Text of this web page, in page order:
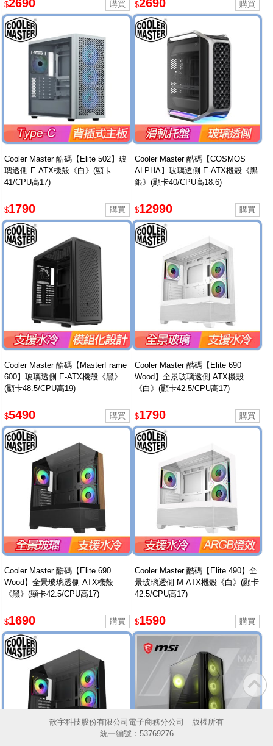
$ $
Cooler Master 酷碼【Elite 502】玻
璃透側 E-ATX機殼《白》(顯卡
41/CPU高17)
$1790
Cooler Master 酷碼【COSMOS
ALPHA】玻璃透側 E-ATX機殼《黑
銀》(顯卡40/CPU高18.6)
$12990
Cooler Master 酷碼【MasterFrame
600】玻璃透側 E-ATX機殼《黑》
(顯卡48.5/CPU高19)
$5490
Cooler Master 酷碼【Elite 690
Wood】全景玻璃透側 ATX機殼
《白》(顯卡42.5/CPU高17)
$1790
Cooler Master 酷碼【Elite 690
Wood】全景玻璃透側 ATX機殼
《黑》(顯卡42.5/CPU高17)
$1690
Cooler Master 酷碼【Elite 490】全
景玻璃透側 M-ATX機殼《白》(顯卡
42.5/CPU高17)
$1590
歆宇科技股份有限公司電子商務分公司 版權所有
統一編號：53769276